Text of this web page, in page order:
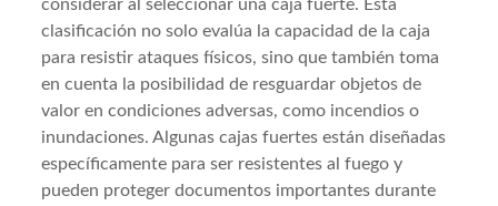
considerar al seleccionar una caja fuerte. Esta
clasificación no solo evalúa la capacidad de la caja
para resistir ataques físicos, sino que también toma
en cuenta la posibilidad de resguardar objetos de
valor en condiciones adversas, como incendios o
inundaciones. Algunas cajas fuertes están diseñadas
específicamente para ser resistentes al fuego y
pueden proteger documentos importantes durante